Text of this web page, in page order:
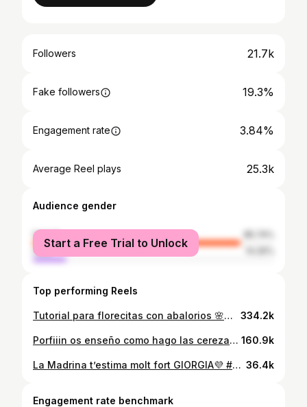
Followers 21.7k
Fake followers 19.3%
Engagement rate 3.84%
Average Reel plays 25.3k
Audience gender
female
male
Start a Free Trial to Unlock
Top performing Reels
Tutorial para florecitas con abalorios 🌸🌸🌸 Vamos subiendo el nivel 😏 seguimos con más!??? OS LEO en comentarios👀💖 #diy #diycrafts #collares #collardiy #abalorios #collarflores #tutorial #diytutorial 334.2k
Porfiiin os enseño como hago las cerezas, es facilíssimo y muy moni🍒 Si tenéis dudas os las resuelvo en comentarios ✨ #diy #abalorios #cerezas #collar #collardiy #collarcerezas 160.9k
La Madrina t’estima molt fort GIORGIA💜 #genderreveal 36.4k
Engagement rate benchmark